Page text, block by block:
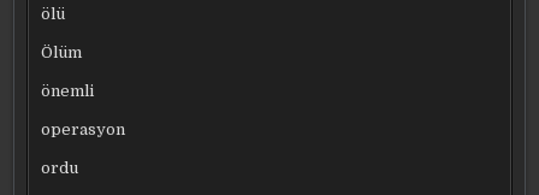
ölü
Ölüm
önemli
operasyon
ordu